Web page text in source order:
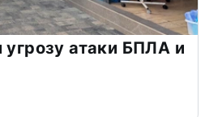
атаки БПЛА и